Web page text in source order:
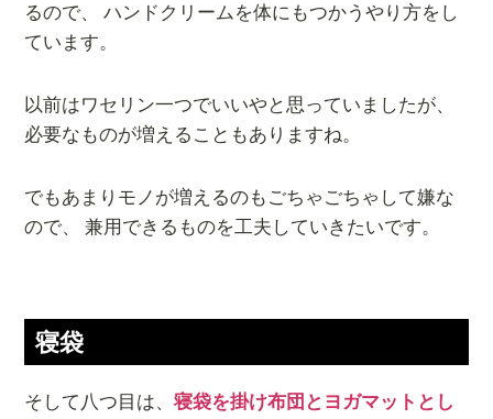
るので、 ハンドクリームを体にもつかうやり方をし
ています。
以前はワセリン一つでいいやと思っていましたが、
必要なものが増えることもありますね。
でもあまりモノが増えるのもごちゃごちゃして嫌な
ので、 兼用できるものを工夫していきたいです。
寝袋
そして八つ目は、寝袋を掛け布団とヨガマットとし